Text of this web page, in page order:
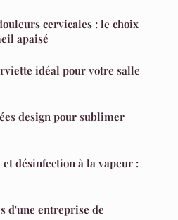
cervicales : le choix
apaisé
idéal pour votre salle
design pour sublimer
désinfection à la vapeur :
d'une entreprise de